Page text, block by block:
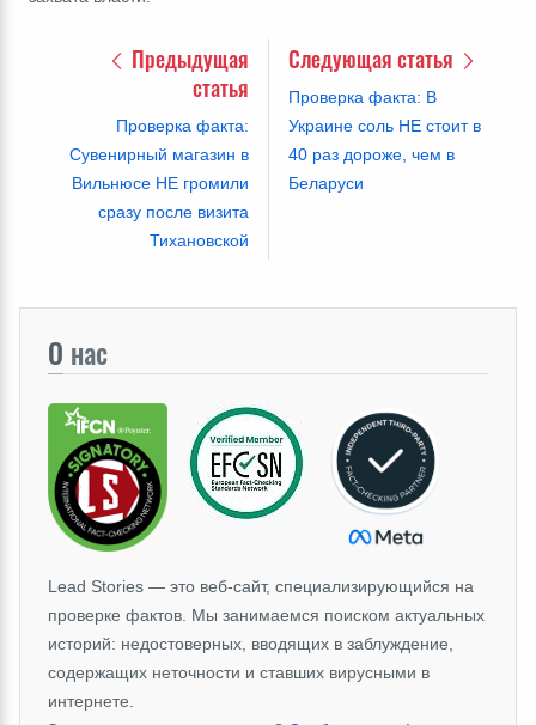
Предыдущая
статья
Проверка факта:
Сувенирный магазин в
Вильнюсе НЕ громили
сразу после визита
Тихановской
Следующая статья
Проверка факта: В
Украине соль НЕ стоит в
40 раз дороже, чем в
Беларуси
О нас
Lead Stories — это веб-сайт, специализирующийся на
проверке фактов. Мы занимаемся поиском актуальных
историй: недостоверных, вводящих в заблуждение,
содержащих неточности и ставших вирусными в
интернете.